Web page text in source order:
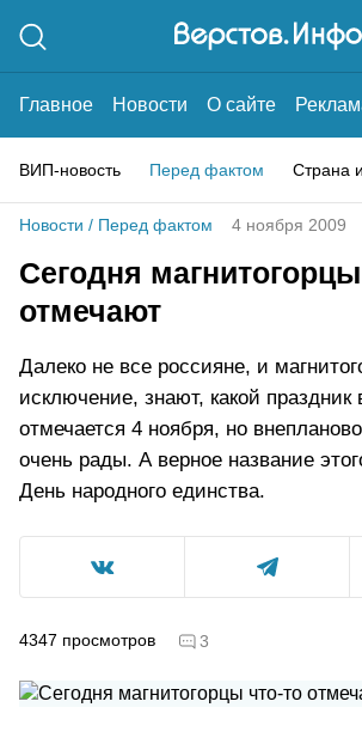
Главное Новости О сайте
ВИП-новость Перед фактом Страна
Новости / Перед фактом 4 ноября 2009
Сегодня
отмечают
Далеко не все россияне, и
исключение, знают, какой праздник
отмечается 4 ноября, но
очень рады. А верное название
День народного единства.
4347 просмотров 3